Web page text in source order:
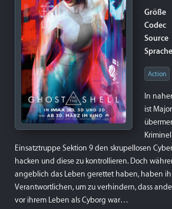
Größe
Codec
Source
Sprache
Action
In
ist
Einsatztruppe Sektion 9 den skrupellosen
hacken und diese zu kontrollieren. Doch
angeblich das Leben gerettet haben, haben
Verantwortlichen, um zu verhindern, dass
vor ihrem Leben als Cyborg war…